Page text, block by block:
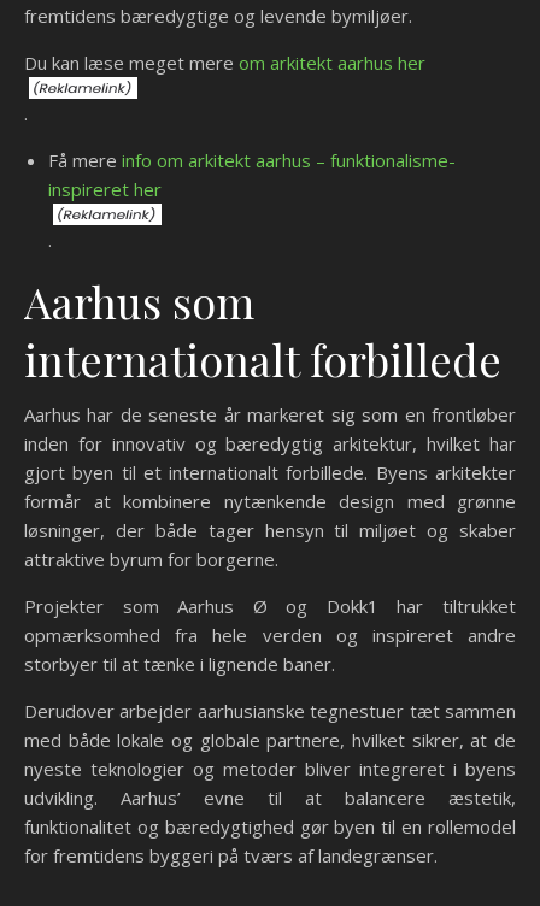
fremtidens bæredygtige og levende bymiljøer.
Du kan læse meget mere om arkitekt aarhus her
.
Få mere info om arkitekt aarhus – funktionalisme-
inspireret her
.
Aarhus som
internationalt forbillede
Aarhus har de seneste år markeret sig som en frontløber
inden for innovativ og bæredygtig arkitektur, hvilket har
gjort byen til et internationalt forbillede. Byens arkitekter
formår at kombinere nytænkende design med grønne
løsninger, der både tager hensyn til miljøet og skaber
attraktive byrum for borgerne.
Projekter som Aarhus Ø og Dokk1 har tiltrukket
opmærksomhed fra hele verden og inspireret andre
storbyer til at tænke i lignende baner.
Derudover arbejder aarhusianske tegnestuer tæt sammen
med både lokale og globale partnere, hvilket sikrer, at de
nyeste teknologier og metoder bliver integreret i byens
udvikling. Aarhus’ evne til at balancere æstetik,
funktionalitet og bæredygtighed gør byen til en rollemodel
for fremtidens byggeri på tværs af landegrænser.